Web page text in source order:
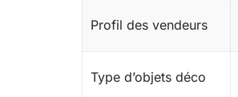
Profil des vendeurs
Type d’objets déco